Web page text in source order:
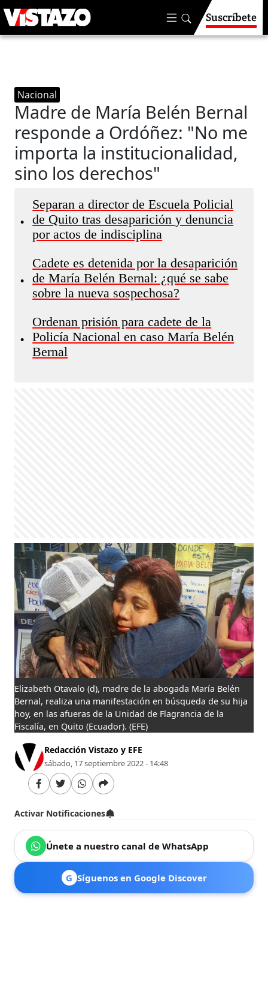
Suscríbete
Nacional
Madre de María Belén Bernal
responde a Ordóñez: "No me
importa la institucionalidad,
sino los derechos"
•
Separan a director de Escuela Policial
de Quito tras desaparición y denuncia
por actos de indisciplina
•
Cadete es detenida por la desaparición
de María Belén Bernal: ¿qué se sabe
sobre la nueva sospechosa?
•
Ordenan prisión para cadete de la
Policía Nacional en caso María Belén
Bernal
Elizabeth Otavalo (d), madre de la abogada María Belén
Bernal, realiza una manifestación en búsqueda de su hija
hoy, en las afueras de la Unidad de Flagrancia de la
Fiscalía, en Quito (Ecuador).(EFE)
Redacción Vistazo y EFE
sábado, 17 septiembre 2022 - 14:48
Activar Notificaciones
Únete a nuestro canal de WhatsApp
G Síguenos en Google Discover